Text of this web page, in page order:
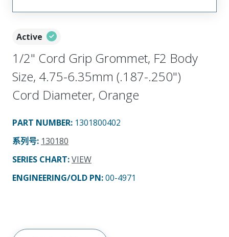
Active
1/2" Cord Grip Grommet, F2 Body
Size, 4.75-6.35mm (.187-.250")
Cord Diameter, Orange
PART NUMBER: 1301800402
系列号: 130180
SERIES CHART:VIEW
ENGINEERING/OLD PN:00-4971